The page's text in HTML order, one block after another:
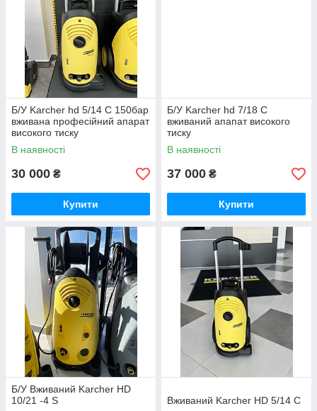
Б/У Karcher hd 5/14 C 150бар
вживана професійний апарат
високого тиску
В наявності
30 000 ₴
Купити
Б/У Karcher hd 7/18 C
вживаний апапат високого
тиску
В наявності
37 000 ₴
Купити
Б/У Вживаний Karcher HD
10/21 -4 S
Вживаний Karcher HD 5/14 C